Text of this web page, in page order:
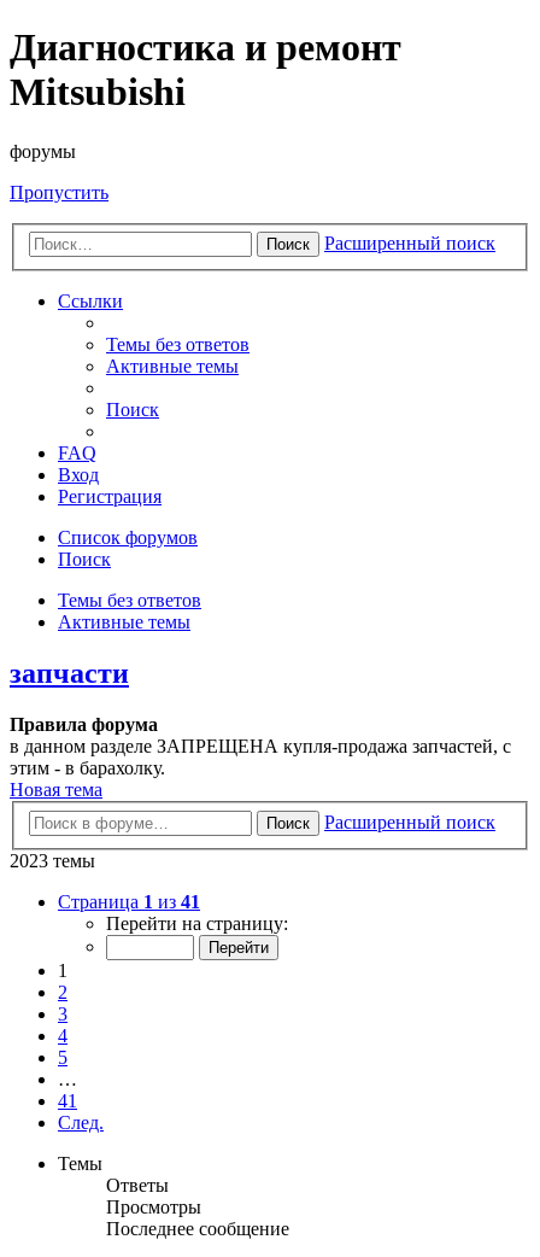
Диагностика и ремонт
Mitsubishi
форумы
Пропустить
Поиск Расширенный поиск
Ссылки
Темы без ответов
Активные темы
Поиск
FAQ
Вход
Регистрация
Список форумов
Поиск
Темы без ответов
Активные темы
запчасти
Правила форума
в данном разделе ЗАПРЕЩЕНА купля-продажа запчастей, с
этим - в барахолку.
Новая тема
Поиск
Расширенный поиск
2023 темы
Страница 1 из 41
Перейти на страницу:
1
2
3
4
5
…
41
След.
Темы
Ответы
Просмотры
Последнее сообщение